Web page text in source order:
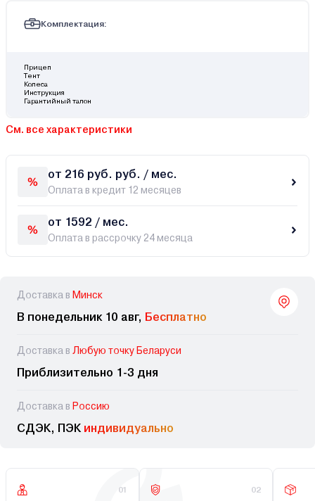
Комплектация:
Прицеп
Тент
Колеса
Инструкция
Гарантийный талон
См. все характеристики
от 216 руб. руб. / мес.
Оплата в кредит 12 месяцев
от 1592 / мес.
Оплата в рассрочку 24 месяца
Доставка в Минск
В понедельник 10 авг, Бесплатно
Доставка в Любую точку Беларуси
Приблизительно 1-3 дня
Доставка в Россию
СДЭК, ПЭК индивидуально
01 02